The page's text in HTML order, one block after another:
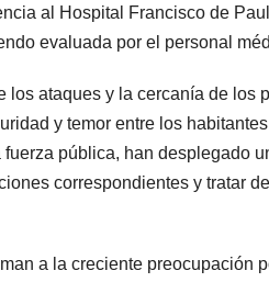
al Hospital Francisco de
evaluada por el personal
los ataques y la cercanía de los
y temor entre los
pública, han desplegado
correspondientes y tratar
a la creciente preocupación